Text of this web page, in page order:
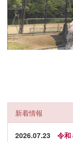
新着情報
2026.07.23 令和